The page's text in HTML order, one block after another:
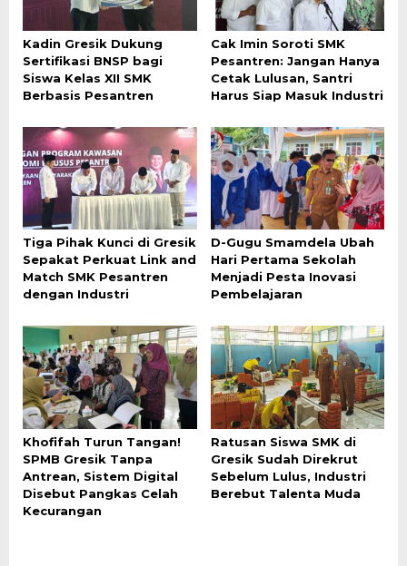
Kadin Gresik Dukung
Sertifikasi BNSP bagi
Siswa Kelas XII SMK
Berbasis Pesantren
Cak Imin Soroti SMK
Pesantren: Jangan Hanya
Cetak Lulusan, Santri
Harus Siap Masuk Industri
Tiga Pihak Kunci di Gresik
Sepakat Perkuat Link and
Match SMK Pesantren
dengan Industri
D-Gugu Smamdela Ubah
Hari Pertama Sekolah
Menjadi Pesta Inovasi
Pembelajaran
Khofifah Turun Tangan!
SPMB Gresik Tanpa
Antrean, Sistem Digital
Disebut Pangkas Celah
Kecurangan
Ratusan Siswa SMK di
Gresik Sudah Direkrut
Sebelum Lulus, Industri
Berebut Talenta Muda